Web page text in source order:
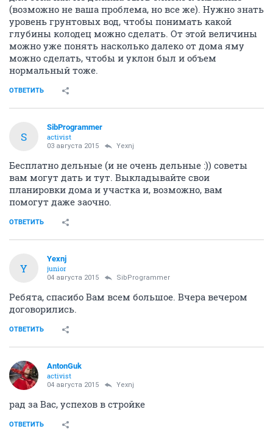
(возможно не ваша проблема, но все же). Нужно знать
уровень грунтовых вод, чтобы понимать какой
глубины колодец можно сделать. От этой величины
можно уже понять насколько далеко от дома яму
можно сделать, чтобы и уклон был и объем
нормальный тоже.
ОТВЕТИТЬ
S
SibProgrammer
activist
03 августа 2015 Yexnj
Бесплатно дельные (и не очень дельные :)) советы
вам могут дать и тут. Выкладывайте свои
планировки дома и участка и, возможно, вам
помогут даже заочно.
ОТВЕТИТЬ
Y
Yexnj
junior
04 августа 2015 SibProgrammer
Ребята, спасибо Вам всем большое. Вчера вечером
договорились.
ОТВЕТИТЬ
AntonGuk
activist
04 августа 2015 Yexnj
рад за Вас, успехов в стройке
ОТВЕТИТЬ